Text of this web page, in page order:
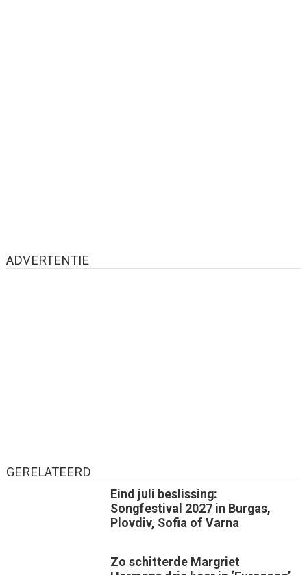
ADVERTENTIE
GERELATEERD
Eind juli beslissing:
Songfestival 2027 in Burgas,
Plovdiv, Sofia of Varna
Zo schitterde Margriet